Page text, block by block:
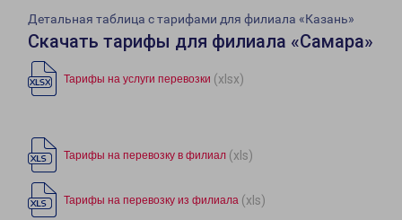
Детальная таблица с тарифами для филиала «Казань»
Скачать тарифы для филиала «Самара»
Тарифы на услуги перевозки (xlsx)
Тарифы на перевозку в филиал (xls)
Тарифы на перевозку из филиала (xls)